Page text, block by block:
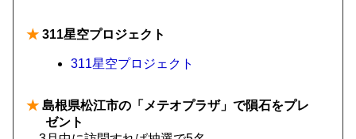
★ 311星空プロジェクト
311星空プロジェクト
★ 島根県松江市の「メテオプラザ」で隕石をプレ
ゼント